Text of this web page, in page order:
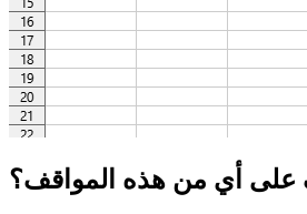
على أي من هذه المواقف؟